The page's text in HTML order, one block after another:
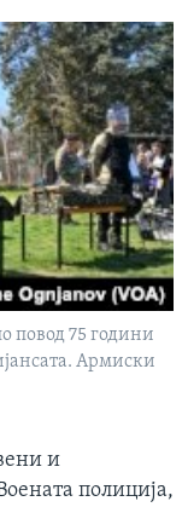
повод 75 години
Армиски
и
полиција,